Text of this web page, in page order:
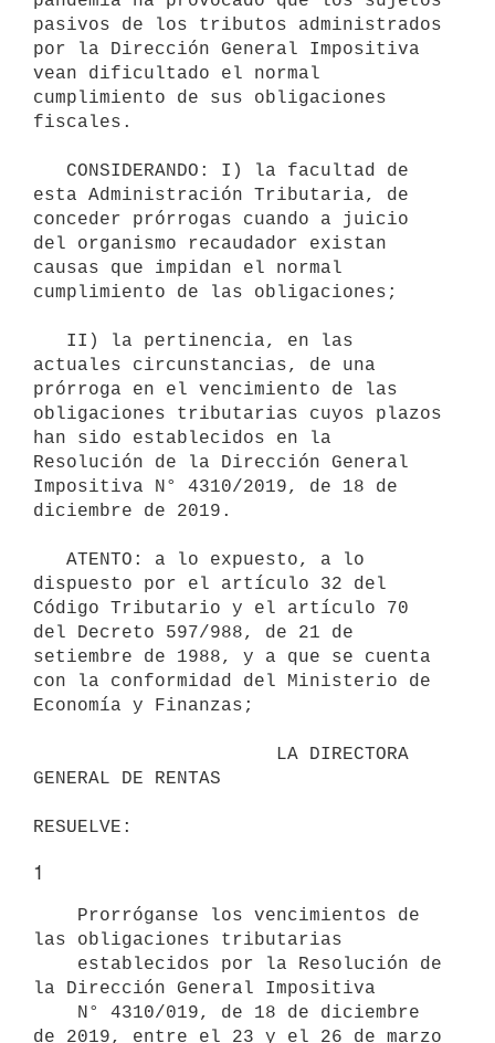
pasivos de los tributos administrados
por la Dirección General Impositiva
vean dificultado el normal
cumplimiento de sus obligaciones
fiscales.
esta Administración Tributaria, de
conceder prórrogas cuando a juicio
del organismo recaudador existan
causas que impidan el normal
cumplimiento de las obligaciones;
actuales circunstancias, de una
prórroga en el vencimiento de las
obligaciones tributarias cuyos plazos
han sido establecidos en la
Resolución de la Dirección General
Impositiva N° 4310/2019, de 18 de
diciembre de 2019.
dispuesto por el artículo 32 del
Código Tributario y el artículo 70
del Decreto 597/988, de 21 de
setiembre de 1988, y a que se cuenta
con la conformidad del Ministerio de
Economía y Finanzas;
GENERAL DE RENTAS
1
las obligaciones tributarias
la Dirección General Impositiva
de 2019, entre el 23 y el 26 de marzo